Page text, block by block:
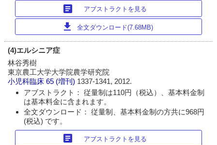
article アブストラクトを見る
download 全文ダウンロード(7.68MB)
(4)エルシニア症
林谷秀樹
東京農工大学大学院農学研究院
小児科臨床 65 (増刊) 1337-1341, 2012.
アブストラクト： 従量制は110円（税込）、基本料金制
は基本料金に含まれます。
全文ダウンロード： 従量制、基本料金制の方共に968円
(税込) です。
article アブストラクトを見る